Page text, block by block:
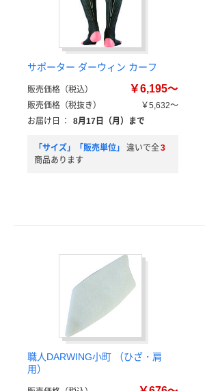
サポーター ダーウィン カーフ
販売価格（税込） ￥6,195～
販売価格（税抜き）
￥5,632～
お届け日
： 8月17日（月）まで
「サイズ」「販売単位」 違いで全3
商品あります
職人DARWING小町 （ひざ・肩
用）